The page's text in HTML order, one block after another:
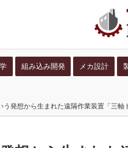
組み込み開発 メカ設計
う発想から生まれた遠隔作業装置「三